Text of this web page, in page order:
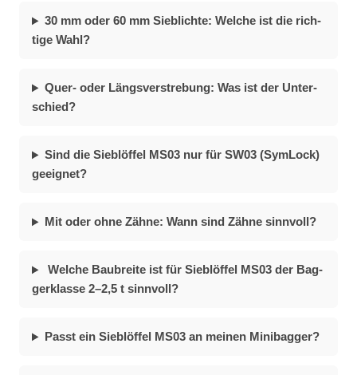
30 mm oder 60 mm Sieb­lich­te: Wel­che ist die rich­
ti­ge Wahl?
Quer- oder Längs­ver­stre­bung: Was ist der Un­ter­
schied?
Sind die Sieb­löf­fel MS03 nur für SW03 (Sym­Lock)
ge­eig­net?
Mit oder ohne Zäh­ne: Wann sind Zäh­ne sinn­voll?
Wel­che Bau­brei­te ist für Sieb­löf­fel MS03 der Bag­
ger­klas­se 2–2,5 t sinn­voll?
Passt ein Sieb­löf­fel MS03 an mei­nen Mi­ni­bag­ger?